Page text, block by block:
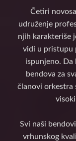
Četiri
udruženje
njih karakteriše
vidi u pristupu
ispunjeno. Da
bendova za
članovi orkestra
Svi naši
vrhunskog